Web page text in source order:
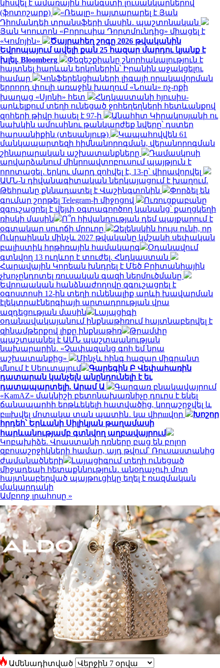
կիսվել է ամառային հանգստի լուսանկարներով
(ֆոտոշարք)
«Ռեալը» հայտարարել է Յան
Դիոմանդեի տրանսֆերի մասին․ պաշտոնական
Յան Կոուտոն «Բորուսիա Դորտմունդից» միացել է
«Կոմոյին»
Ծայրահեղ շոգը 2026 թվականին
Եվրոպայում ավելի քան 25 հազար մարդու կյանք է
խլել. Bloomberg
Փեզեշքիանը շնորհակալություն է
հայտնել հարևան երկրներին՝ Իրանին աջակցելու
համար
Կոնֆերենցիաների լիգայի որակավորման
երրորդ փուլի առաջին խաղում «Նոան» ոչ-ոքի
խաղաց «Սյոնի» հետ
Հնդկաստանի հյուսիս-
արևելքում տեղի ունեցած ջրհեղեղների հետևանքով
զոհերի թիվը հասել է 97-ի
Անահիտ Կիրակոսյանի ու
նախկին ամուսինու թանկարժեք նվերը՝ դստեր
հարսանիքին (տեսանյութ)
Կապահովվեն 61
մանկապարտեզի հիմնանորոգման, վերանորոգման
շինարարական աշխատանքները
Դամասկոսի
արվարձանում միկրոավտոբուսում պայթյուն է
որոտացել․ երկու մարդ զոհվել է, 13-ը՝ վիրավորվել
ԱՄՆ-ն դիվանագիտական ներկայացում է խաղում.
Թեհրանը քննադատել է Վաշինգտոնին
Փորձել են
գումար շորթել Telegram-ի միջոցով
Ուռուցքաբանը
զգուշացրել է վեյփ օգտագործող կանանց՝ քաղցկեղի
ռիսկի մասին
Ո՞ր հիվանդության դեմ պայքարում է
օգտակար սուրճի մրուրը
Զելենսկին հույս ունի, որ
Ուկրաինան մինչև 2027 թվականը կմշակի սեփական
բալիստիկ հրթիռային համակարգ
Օդանավում
գտնվող 13 ուղևոր է տուժել. Հնդկաստան
Հարավային Կորեան խնդրել է Մեծ Բրիտանիային
չխոչընդոտել ռուսական գազի ներմուծմանը
Եվրոպական հանձնաժողովը զգուշացրել է
օգոստոսի 12-ին տեղի ունենալիք արևի խավարման
էլեկտրաէներգիայի արտադրության վրա
ազդեցության մասին
Լայպցիգի
օդանավակայանում ինքնաթիռում հայտնաբերվել է
զինամթերքով լիքը ինքնաթիռ
Թրամփը
պաշտպանել է ԱՄՆ պաշտպանության
նախարարին․ «Չափազանց գոհ եմ նրա
աշխատանքից»
Մինչև հինգ հազար միգրանտ
մնում է Սեուտայում
Գարեգին Բ Վեփահառին
դատարան կանչելն անընդունելի է եւ
դատապարտելի. Արամ Ա
Գարգառ բնակավայրում
«KamAZ» մակնիշի բետոնախառնիչը դուրս է եկել
ճանապարհի երթևեկելի հատվածից, կողաշրջվել և
բшխվել մոտակա տան պատին․ կա վիրшվոր
Խոշոր
հրդեհ՝ Երևանի Սիլիկյան թաղամասի
հարևանությամբ գտնվող աղբավայրում
Կոբախիձե. Վրաստանի դռները բաց են բոլոր
զբոսաշրջիկների համար, այդ թվում՝ Ռուսաստանից
ժամանածների
Լայպցիգում տեղի ունեցած
միջադեպի հետաքննություն․ անօդաչուի մոտ
հայտնաբերված պայթուցիկը եղել է ռազմական
մակարդակի
Ամբողջ լրահոսը »
Ամենադիտված